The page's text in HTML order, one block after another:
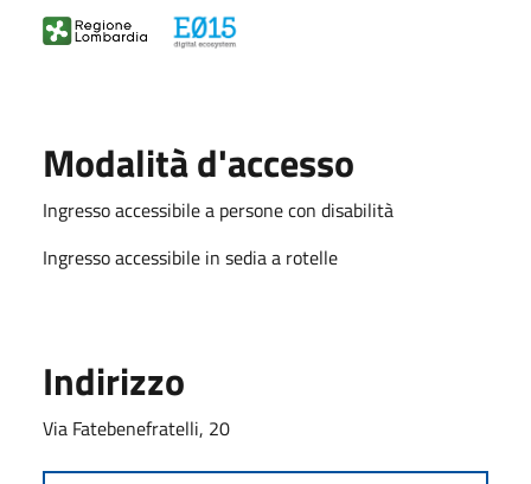
Modalità d'accesso
Ingresso accessibile a persone con disabilità
Ingresso accessibile in sedia a rotelle
Indirizzo
Via Fatebenefratelli, 20